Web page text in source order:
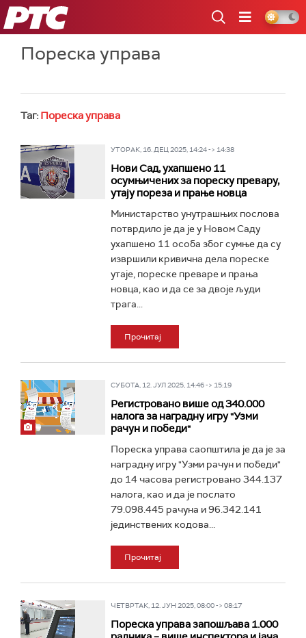
РТС
Пореска управа
Таг: Пореска управа
УТОРАК, 16. ДЕЦ 2025, 14:24 -> 14:38
Нови Сад, ухапшено 11
осумњичених за пореску превару,
утају пореза и прање новца
Министарство унутрашњих послова
потврдило је да је у Новом Саду
ухапшено 11 особа због сумње да су
извршили кривична дела пореске
утаје, пореске преваре и прања
новца, као и да се за двоје људи
трага...
Прочитај
СУБОТА, 12. ЈУЛ 2025, 14:46 -> 15:19
Регистровано више од 340.000
налога за наградну игру "Узми
рачун и победи"
Пореска управа саопштила је да је за
наградну игру "Узми рачун и победи"
до 14 часова регистровано 344.137
налога, као и да је послато
79.098.445 рачуна и 96.342.141
јединствених кодова...
Прочитај
ЧЕТВРТАК, 12. ЈУН 2025, 08:00 -> 08:17
Пореска управа запошљава 1.000